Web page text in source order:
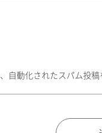
自動化されたスパム投稿